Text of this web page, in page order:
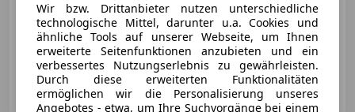
11/2020 148 000 km Diesel
100 kW (136 PS)
Sorgfältig geprüfter Gebrauchtwagen aus 1. Hand!
your-Car.at
AT-4060 Leonding
Wir bzw. Drittanbieter nutzen unterschiedliche
technologische Mittel, darunter u.a. Cookies und
ähnliche Tools auf unserer Webseite, um Ihnen
erweiterte Seitenfunktionen anzubieten und ein
verbessertes Nutzungserlebnis zu gewährleisten.
Durch diese erweiterten Funktionalitäten
ermöglichen wir die Personalisierung unseres
Angebotes - etwa, um Ihre Suchvorgänge bei einem